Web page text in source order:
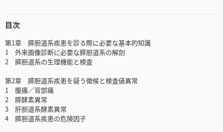
目次
第1章 膵胆道系疾患を診る際に必要な基本的知識
1 外来画像診断に必要な膵胆道系の解剖
2 膵胆道系の生理機能と検査
第2章 膵胆道系疾患を疑う徴候と検査値異常
1 腹痛／背部痛
2 膵酵素異常
3 肝胆道系酵素異常
4 膵胆道系疾患の危険因子